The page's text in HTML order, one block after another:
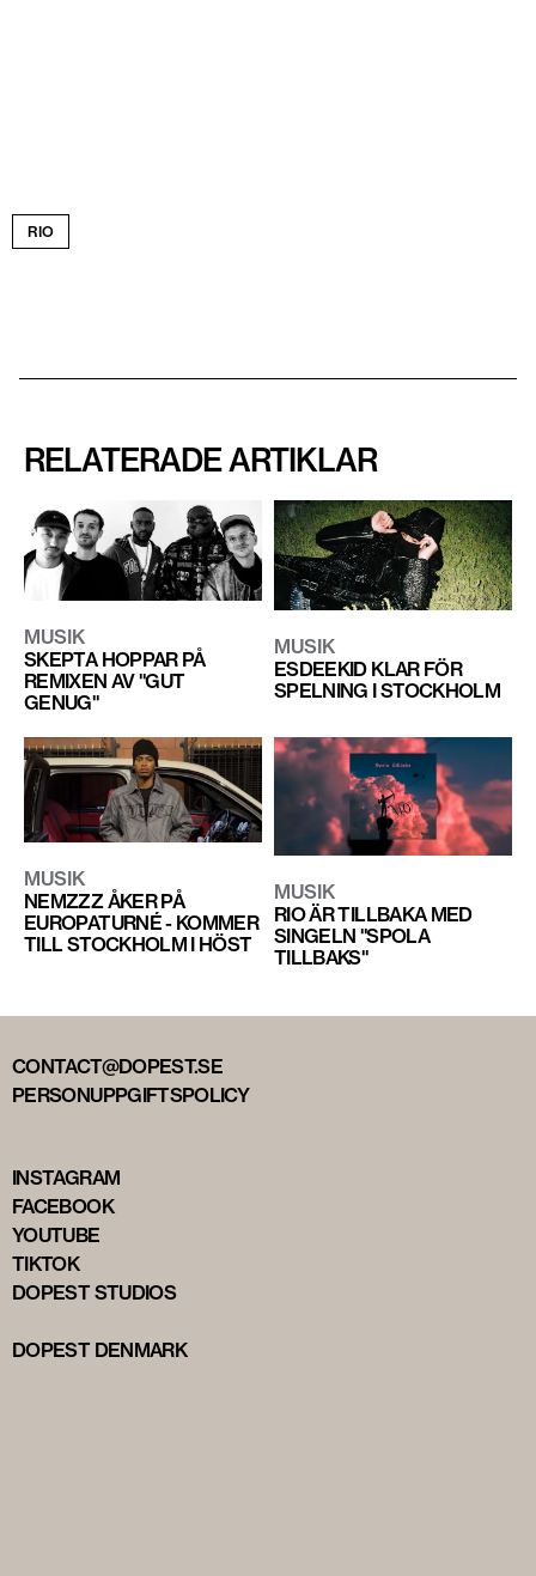
RIO
RELATERADE ARTIKLAR
MUSIK
SKEPTA HOPPAR PÅ
REMIXEN AV "GUT
GENUG"
MUSIK
ESDEEKID KLAR FÖR
SPELNING I STOCKHOLM
MUSIK
NEMZZZ ÅKER PÅ
EUROPATURNÉ - KOMMER
TILL STOCKHOLM I HÖST
MUSIK
RIO ÄR TILLBAKA MED
SINGELN "SPOLA
TILLBAKS"
CONTACT@DOPEST.SE
PERSONUPPGIFTSPOLICY
INSTAGRAM
FACEBOOK
YOUTUBE
TIKTOK
DOPEST STUDIOS
DOPEST DENMARK